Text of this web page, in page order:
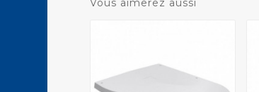
Vous aimerez aussi